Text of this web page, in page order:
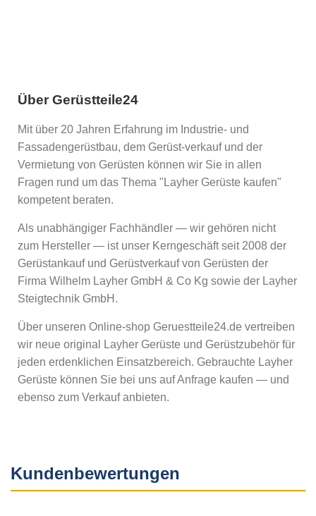
Über Gerüstteile24
Mit über 20 Jahren Erfahrung im Industrie- und
Fassadengerüstbau, dem Gerüst-verkauf und der
Vermietung von Gerüsten können wir Sie in allen
Fragen rund um das Thema "Layher Gerüste kaufen"
kompetent beraten.
Als unabhängiger Fachhändler — wir gehören nicht
zum Hersteller — ist unser Kerngeschäft seit 2008 der
Gerüstankauf und Gerüstverkauf von Gerüsten der
Firma Wilhelm Layher GmbH & Co Kg sowie der Layher
Steigtechnik GmbH.
Über unseren Online-shop Geruestteile24.de vertreiben
wir neue original Layher Gerüste und Gerüstzubehör für
jeden erdenklichen Einsatzbereich. Gebrauchte Layher
Gerüste können Sie bei uns auf Anfrage kaufen — und
ebenso zum Verkauf anbieten.
Kundenbewertungen